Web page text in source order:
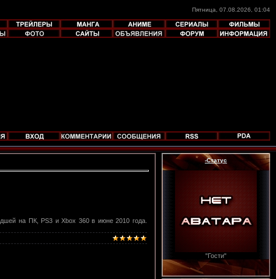
Пятница, 07.08.2026, 01:04
на ПК, PS3 и Xbox 360 в июне 2010 года.
-Статус
"Гости"